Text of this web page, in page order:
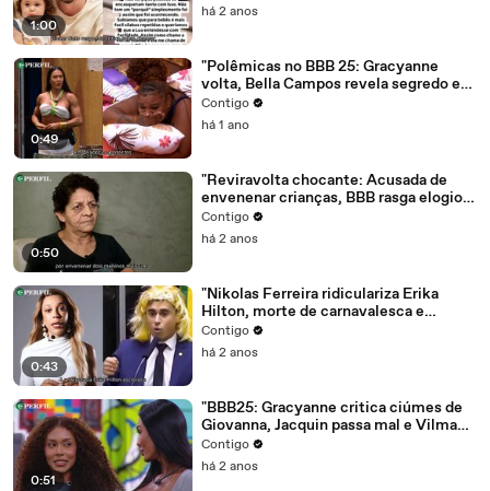
1:00
há 2 anos
0:49
"Polêmicas no BBB 25: Gracyanne
volta, Bella Campos revela segredo e
Bruna Marquezine demitida?"
Contigo
há 1 ano
0:50
"Reviravolta chocante: Acusada de
envenenar crianças, BBB rasga elogios
e Larissa Manoela desabafa"
Contigo
há 2 anos
0:43
"Nikolas Ferreira ridiculariza Erika
Hilton, morte de carnavalesca e
discussão de casal no BBB 25"
Contigo
há 2 anos
0:51
"BBB25: Gracyanne critica ciúmes de
Giovanna, Jacquin passa mal e Vilma
lidera enquete de 'plantas'"
Contigo
há 2 anos